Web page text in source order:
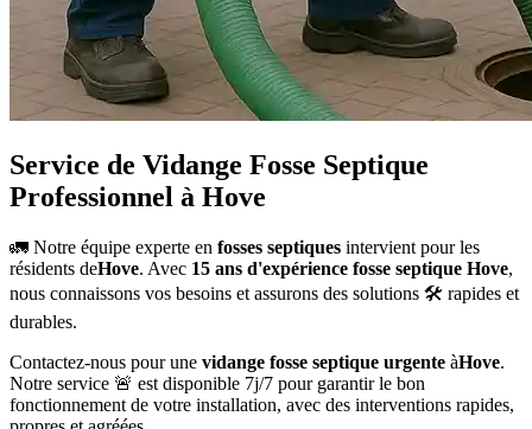
Service de Vidange Fosse Septique
Professionnel à Hove
🚛 Notre équipe experte en fosses septiques intervient pour les
résidents deHove. Avec 15 ans d'expérience fosse septique Hove,
nous connaissons vos besoins et assurons des solutions 🛠️ rapides et
durables.
Contactez-nous pour une vidange fosse septique urgente àHove.
Notre service 🚨 est disponible 7j/7 pour garantir le bon
fonctionnement de votre installation, avec des interventions rapides,